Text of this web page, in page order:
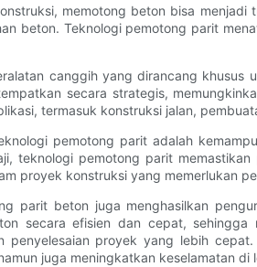
memotong beton bisa
beton. Teknologi pemotong parit
canggih yang dirancang khusus
secara strategis,
termasuk konstruksi jalan,
pemotong parit adalah
teknologi pemotong parit
proyek konstruksi yang memerlukan
parit beton juga menghasilkan
secara efisien dan cepat,
penyelesaian proyek yang lebih
juga meningkatkan keselamatan